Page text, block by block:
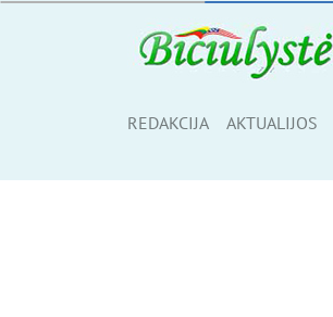
REDAKCIJA AKTUALIJOS
Share